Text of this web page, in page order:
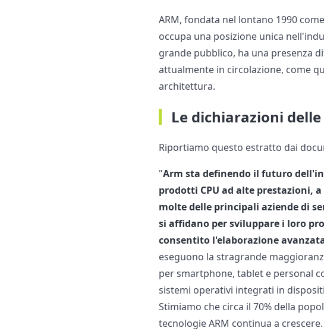
ARM, fondata nel lontano 1990
occupa una posizione unica
grande pubblico, ha una presenza
attualmente in circolazione, come
architettura.
Le dichiarazioni
Riportiamo questo estratto dai
"Arm sta definendo il futuro
prodotti CPU ad alte prestazioni,
molte delle principali aziende di
si affidano per sviluppare i loro
consentito l'elaborazione
eseguono la stragrande
per smartphone, tablet e personal
sistemi operativi integrati in
Stimiamo che circa il 70% della
tecnologie ARM continua a